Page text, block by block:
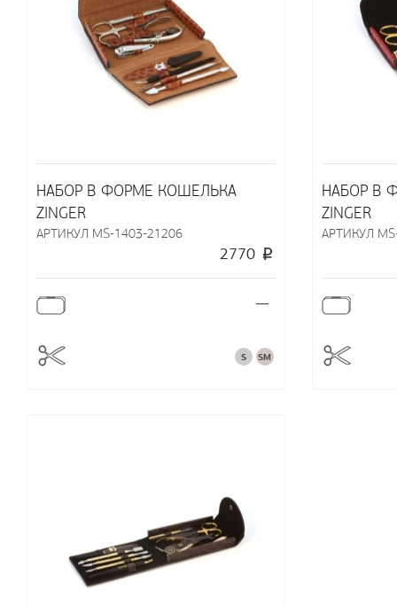
НАБОР В ФОРМЕ КОШЕЛЬКА
ZINGER
АРТИКУЛ MS-1403-21206
2770
—
SM
S
НАБОР В
ZINGER
АРТИКУЛ